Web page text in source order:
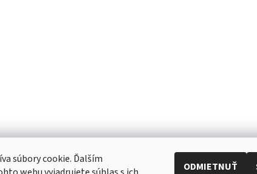
súbory cookie. Ďalším
ODMIETNUŤ